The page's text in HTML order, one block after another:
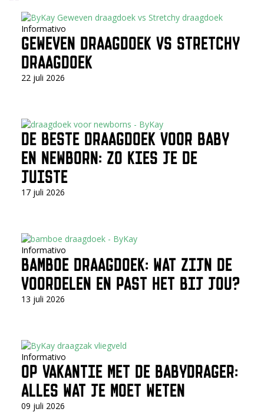
Informativo
GEWEVEN DRAAGDOEK VS STRETCHY
DRAAGDOEK
22 juli 2026
DE BESTE DRAAGDOEK VOOR BABY
EN NEWBORN: ZO KIES JE DE
JUISTE
17 juli 2026
Informativo
BAMBOE DRAAGDOEK: WAT ZIJN DE
VOORDELEN EN PAST HET BIJ JOU?
13 juli 2026
Informativo
OP VAKANTIE MET DE BABYDRAGER:
ALLES WAT JE MOET WETEN
09 juli 2026